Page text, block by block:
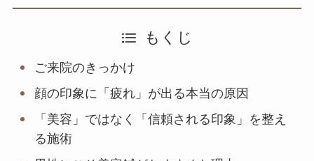
もくじ
ご来院のきっかけ
顔の印象に「疲れ」が出る本当の原因
「美容」ではなく「信頼される印象」を整え
る施術